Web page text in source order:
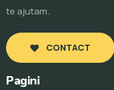
te ajutam.
CONTACT
Pagini